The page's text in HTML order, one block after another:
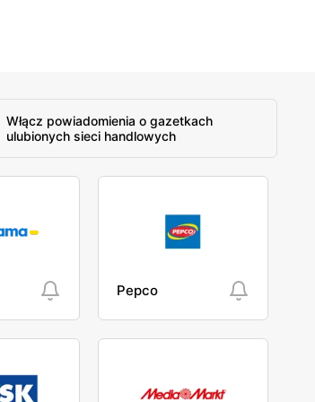
Włącz powiadomienia o gazetkach
ulubionych sieci handlowych
Pepco